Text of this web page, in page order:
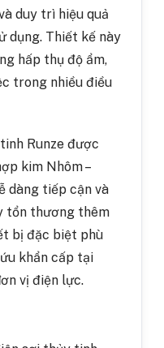
duy trì hiệu quả
dụng. Thiết kế này
hấp thụ độ ẩm,
trong nhiều điều
Runze được
kim Nhôm –
dàng tiếp cận và
tổn thương thêm
bị đặc biệt phù
khẩn cấp tại
vị điện lực.